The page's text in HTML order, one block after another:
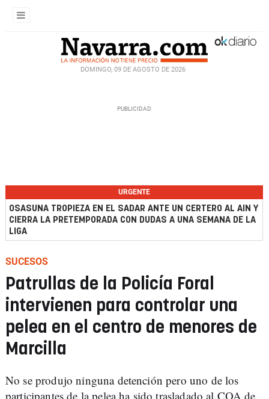
DOMINGO, 09 DE AGOSTO DE 2026
URGENTE
OSASUNA TROPIEZA EN EL SADAR ANTE UN CERTERO AL AIN Y
CIERRA LA PRETEMPORADA CON DUDAS A UNA SEMANA DE LA
LIGA
SUCESOS
Patrullas de la Policía Foral
intervienen para controlar una
pelea en el centro de menores de
Marcilla
No se produjo ninguna detención pero uno de los
participantes de la pelea ha sido trasladado al COA de